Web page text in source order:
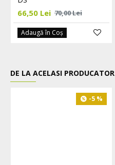
66,50 Lei 70,00 Lei
Adaugă în Coş
DE LA ACELASI PRODUCATOR
-5 %